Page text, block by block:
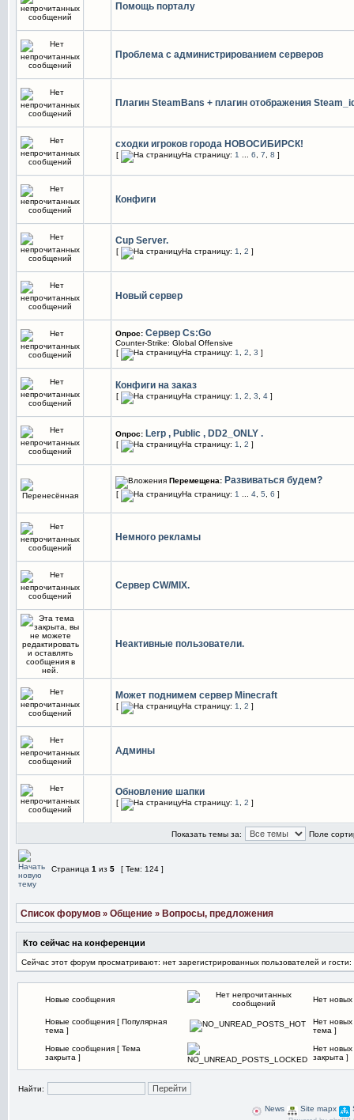
Помощь порталу
Проблема с администрированием серверов
Плагин SteamBans + плагин отображения
сходки игроков города НОВОСИБИРСК!
[ На страницу: 1 6 7 8 ]
Конфиги
Cup Server.
[ На страницу: 1 2 ]
Новый сервер
Опрос: Сервер Cs:Go
Counter-Strike: Global Offensive
[
На страницу: 1 2 3 ]
Конфиги на заказ
[ На страницу: 1 2 3 4 ]
Опрос: Lerp , Public , DD2_ONLY .
[ На страницу: 1 2 ]
Перемещена: Развиваться будем?
[ На страницу: 1 4 5 6 ]
Немного рекламы
Сервер CW/MIX.
Неактивные пользователи.
Может поднимем сервер Minecraft
[ На страницу: 1 2 ]
Админы
Обновление шапки
[ На страницу: 1 2 ]
Показать темы за: Поле
Страница 1 из 5 [ Тем: 124 ]
Список форумов » Общение » Вопросы, предложения
Кто сейчас на конференции
Сейчас этот форум просматривают: нет зарегистрированных пользователей и гости:
Новые сообщения Нет
Новые сообщения [ Популярная
тема ]
Нет
тема ]
Новые сообщения [ Тема
закрыта ]
Нет
закрыта ]
Найти:
News Site mapx